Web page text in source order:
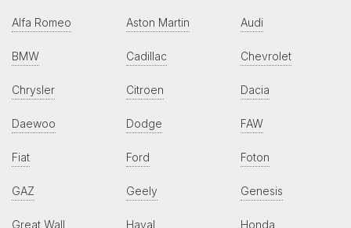
Alfa Romeo Aston Martin Audi
BMW Cadillac Chevrolet
Chrysler Citroen Dacia
Daewoo Dodge FAW
Fiat Ford Foton
GAZ Geely Genesis
Great Wall Haval Honda